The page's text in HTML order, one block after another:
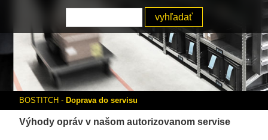
BOSTITCH - Doprava do servisu
Výhody opráv v našom autorizovanom servise